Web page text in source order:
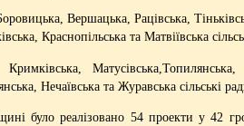
Вершацька, Рацівська,
Краснопільська та Матвіївська
Кримківська,
Нечаївська та Журавська сільські
було реалізовано 54 проекти у 42